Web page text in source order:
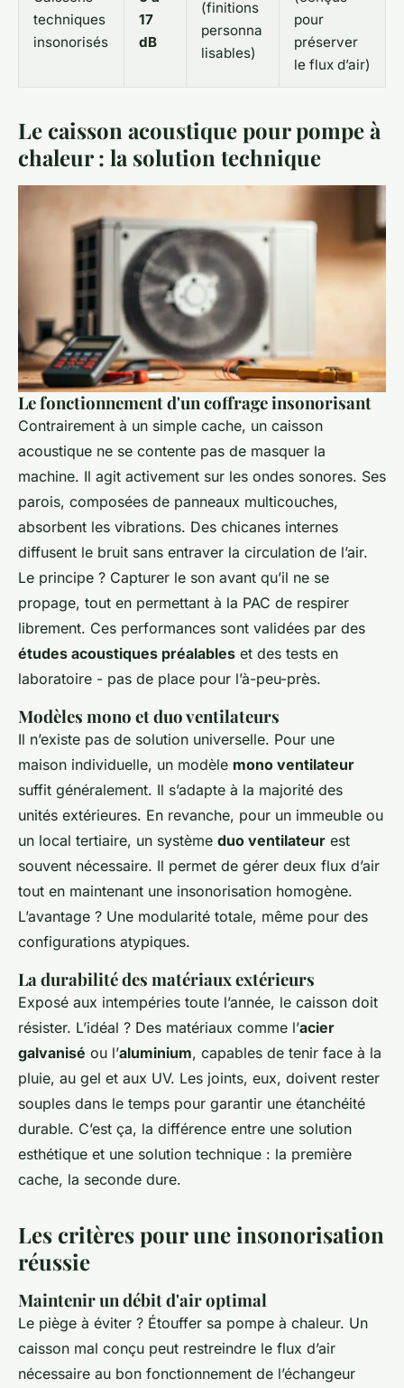
techniques
insonorisés
17
dB
(finitions
personna
lisables)
pour
préserver
le flux d’air)
Le caisson acoustique pour pompe à
chaleur : la solution technique
Le fonctionnement d'un coffrage insonorisant
Contrairement à un simple cache, un caisson
acoustique ne se contente pas de masquer la
machine. Il agit activement sur les ondes sonores. Ses
parois, composées de panneaux multicouches,
absorbent les vibrations. Des chicanes internes
diffusent le bruit sans entraver la circulation de l’air.
Le principe ? Capturer le son avant qu’il ne se
propage, tout en permettant à la PAC de respirer
librement. Ces performances sont validées par des
études acoustiques préalables et des tests en
laboratoire - pas de place pour l’à-peu-près.
Modèles mono et duo ventilateurs
Il n’existe pas de solution universelle. Pour une
maison individuelle, un modèle mono ventilateur
suffit généralement. Il s’adapte à la majorité des
unités extérieures. En revanche, pour un immeuble ou
un local tertiaire, un système duo ventilateur est
souvent nécessaire. Il permet de gérer deux flux d’air
tout en maintenant une insonorisation homogène.
L’avantage ? Une modularité totale, même pour des
configurations atypiques.
La durabilité des matériaux extérieurs
Exposé aux intempéries toute l’année, le caisson doit
résister. L’idéal ? Des matériaux comme l’acier
galvanisé ou l’aluminium, capables de tenir face à la
pluie, au gel et aux UV. Les joints, eux, doivent rester
souples dans le temps pour garantir une étanchéité
durable. C’est ça, la différence entre une solution
esthétique et une solution technique : la première
cache, la seconde dure.
Les critères pour une insonorisation
réussie
Maintenir un débit d'air optimal
Le piège à éviter ? Étouffer sa pompe à chaleur. Un
caisson mal conçu peut restreindre le flux d’air
nécessaire au bon fonctionnement de l’échangeur